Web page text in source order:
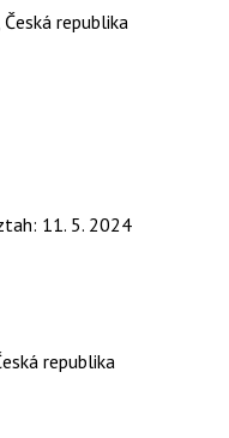
republika
11. 5. 2024
republika